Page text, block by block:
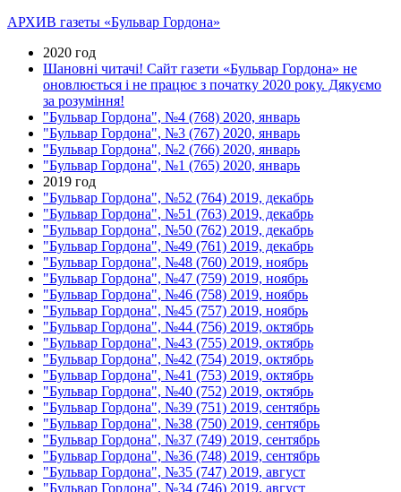
АРХИВ газеты «Бульвар Гордона»
2020 год
Шановні читачі! Сайт газети «Бульвар Гордона» не
оновлюється і не працює з початку 2020 року. Дякуємо
за розуміння!
"Бульвар Гордона", №4 (768) 2020, январь
"Бульвар Гордона", №3 (767) 2020, январь
"Бульвар Гордона", №2 (766) 2020, январь
"Бульвар Гордона", №1 (765) 2020, январь
2019 год
"Бульвар Гордона", №52 (764) 2019, декабрь
"Бульвар Гордона", №51 (763) 2019, декабрь
"Бульвар Гордона", №50 (762) 2019, декабрь
"Бульвар Гордона", №49 (761) 2019, декабрь
"Бульвар Гордона", №48 (760) 2019, ноябрь
"Бульвар Гордона", №47 (759) 2019, ноябрь
"Бульвар Гордона", №46 (758) 2019, ноябрь
"Бульвар Гордона", №45 (757) 2019, ноябрь
"Бульвар Гордона", №44 (756) 2019, октябрь
"Бульвар Гордона", №43 (755) 2019, октябрь
"Бульвар Гордона", №42 (754) 2019, октябрь
"Бульвар Гордона", №41 (753) 2019, октябрь
"Бульвар Гордона", №40 (752) 2019, октябрь
"Бульвар Гордона", №39 (751) 2019, сентябрь
"Бульвар Гордона", №38 (750) 2019, сентябрь
"Бульвар Гордона", №37 (749) 2019, сентябрь
"Бульвар Гордона", №36 (748) 2019, сентябрь
"Бульвар Гордона", №35 (747) 2019, август
"Бульвар Гордона", №34 (746) 2019, август